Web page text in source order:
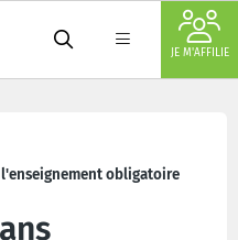
JE M'AFFILIE
obligatoire